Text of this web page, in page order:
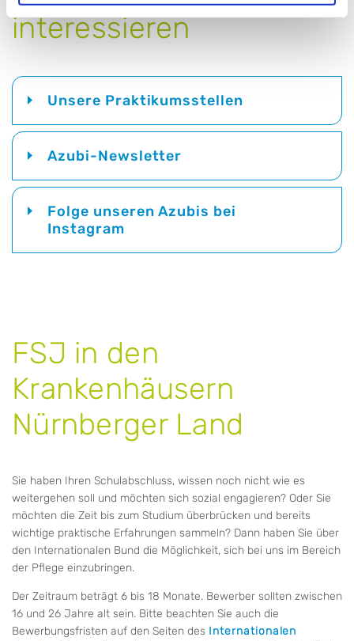
interessieren
Unsere Praktikumsstellen
Azubi-Newsletter
Folge unseren Azubis bei
Instagram
FSJ in den
Krankenhäusern
Nürnberger Land
Sie haben Ihren Schulabschluss, wissen noch nicht wie es
weitergehen soll und möchten sich sozial engagieren? Oder Sie
möchten die Zeit bis zum Studium überbrücken und bereits
wichtige praktische Erfahrungen sammeln? Dann haben Sie über
den Internationalen Bund die Möglichkeit, sich bei uns im Bereich
der Pflege einzubringen.
Der Zeitraum beträgt 6 bis 18 Monate. Bewerber sollten zwischen
16 und 26 Jahre alt sein. Bitte beachten Sie auch die
Bewerbungsfristen auf den Seiten des Internationalen